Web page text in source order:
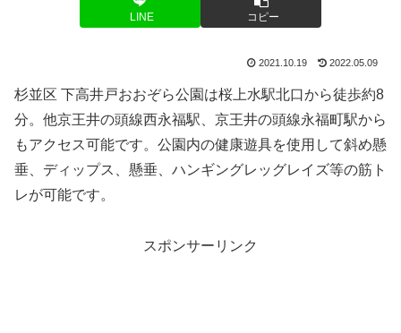
LINE コピー
2021.10.19 2022.05.09
杉並区 下高井戸おおぞら公園は桜上水駅北口から徒歩約8
分。他京王井の頭線西永福駅、京王井の頭線永福町駅から
もアクセス可能です。公園内の健康遊具を使用して斜め懸
垂、ディップス、懸垂、ハンギングレッグレイズ等の筋ト
レが可能です。
スポンサーリンク